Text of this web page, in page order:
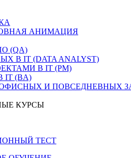
АНИМАЦИЯ
(QA)
В IT (DATA ANALYST)
В IT (PM)
IT (BA)
И ПОВСЕДНЕВНЫХ
КУРСЫ
ТЕСТ